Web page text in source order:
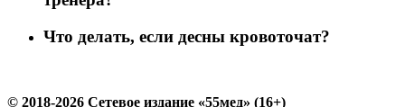
Что делать, если десны кровоточат?
© 2018-2026 Сетевое издание «55мед» (16+)